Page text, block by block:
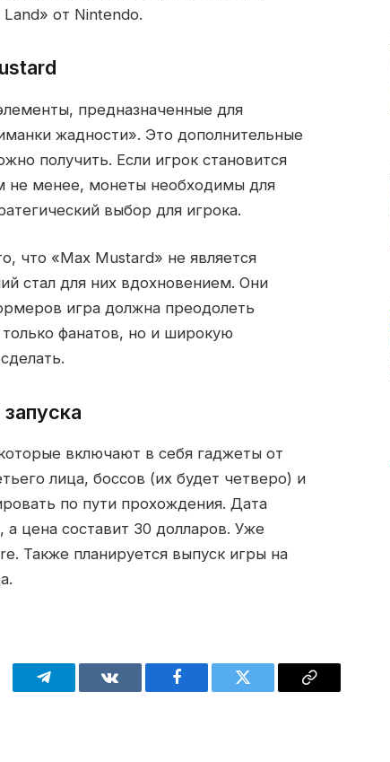
от Nintendo.
предназначенные для
жадности». Это дополнительные
получить. Если игрок становится
не менее, монеты необходимы для
выбор для игрока.
что «Max Mustard» не является
стал для них вдохновением. Они
игра должна преодолеть
фанатов, но и широкую
включают в себя гаджеты от
лица, боссов (их будет четверо) и
по пути прохождения. Дата
а цена составит 30 долларов. Уже
Также планируется выпуск игры на
Telegram VKontakteFacebook Twitter
Copy